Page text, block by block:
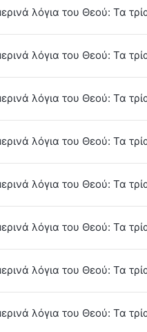
λόγια του Θεού: Τα
λόγια του Θεού: Τα
λόγια του Θεού: Τα
λόγια του Θεού: Τα
λόγια του Θεού: Τα
λόγια του Θεού: Τα
λόγια του Θεού: Τα
λόγια του Θεού: Τα